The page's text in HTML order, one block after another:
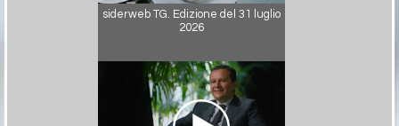
siderweb TG. Edizione del 31 luglio
2026